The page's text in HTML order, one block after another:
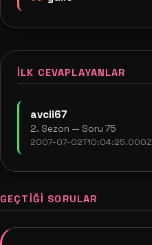
İLK CEVAPLAYANLAR
avcii67
2. Sezon — Soru 75
2007-07-02T10:04:25.000Z
GEÇTIĞI SORULAR